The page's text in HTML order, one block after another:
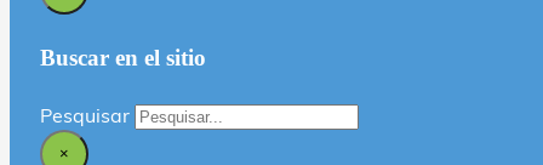
Buscar en el sitio
Pesquisar
×